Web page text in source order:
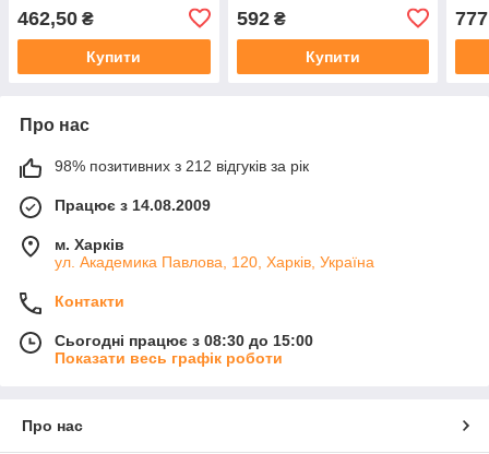
462,50 ₴
Купити
592₴
Купити
777
Про нас
98% позитивних з 212 відгуків за рік
Працює з 14.08.2009
м. Харків
ул. Академика Павлова, 120, Харків, Україна
Контакти
Сьогодні працює з 08:30 до 15:00
Показати весь графік роботи
Про нас